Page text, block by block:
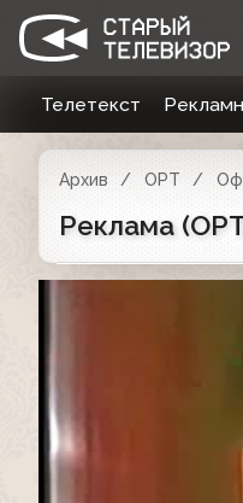
Телетекст
Архив ОРТ
Реклама